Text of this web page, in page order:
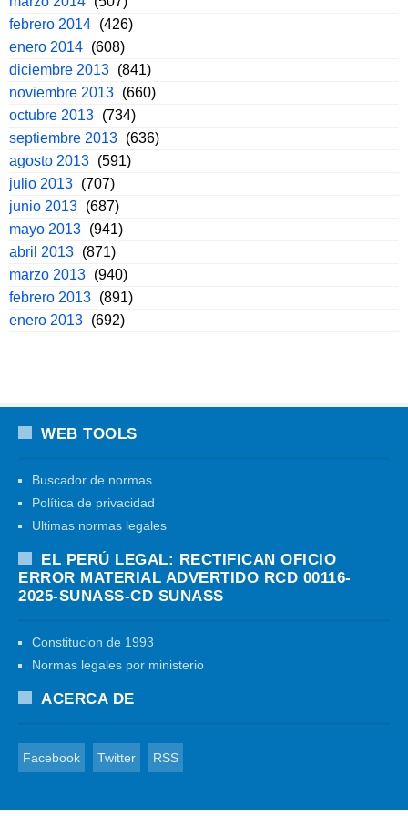
febrero 2014 (426)
enero 2014 (608)
diciembre 2013 (841)
noviembre 2013 (660)
octubre 2013 (734)
septiembre 2013 (636)
agosto 2013 (591)
julio 2013 (707)
junio 2013 (687)
mayo 2013 (941)
abril 2013 (871)
marzo 2013 (940)
febrero 2013 (891)
enero 2013 (692)
WEB TOOLS
Buscador de normas
Política de privacidad
Ultimas normas legales
EL PERÚ LEGAL: RECTIFICAN OFICIO
ERROR MATERIAL ADVERTIDO RCD 00116-
2025-SUNASS-CD SUNASS
Constitucion de 1993
Normas legales por ministerio
ACERCA DE
Facebook Twitter RSS